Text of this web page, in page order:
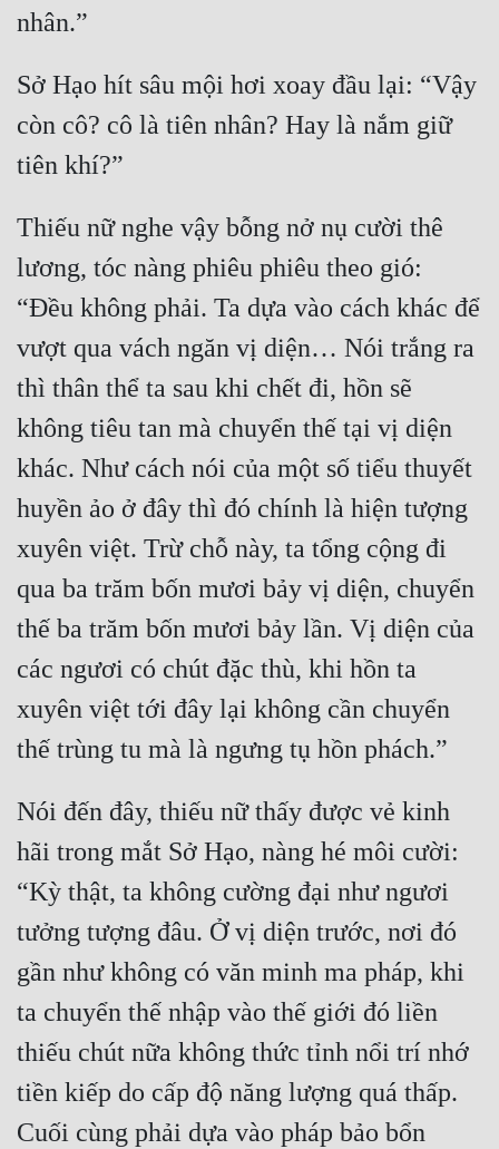
Đẹp Hiệp
Sát Phạt Quyết Đoán
Vô Sỉ
Sở Hạo hít sâu mội hơi xoay đầu lại: “Vậy
còn cô? cô là tiên nhân? Hay là nắm giữ
Thiếu nữ nghe vậy bỗng nở nụ cười thê
lương, tóc nàng phiêu phiêu theo gió:
“Đều không phải. Ta dựa vào cách khác để
vượt qua vách ngăn vị diện… Nói trắng ra
thì thân thể ta sau khi chết đi, hồn sẽ
không tiêu tan mà chuyển thế tại vị diện
khác. Như cách nói của một số tiểu thuyết
huyền ảo ở đây thì đó chính là hiện tượng
xuyên việt. Trừ chỗ này, ta tổng cộng đi
qua ba trăm bốn mươi bảy vị diện, chuyển
thế ba trăm bốn mươi bảy lần. Vị diện của
các ngươi có chút đặc thù, khi hồn ta
xuyên việt tới đây lại không cần chuyển
Nói đến đây, thiếu nữ thấy được vẻ kinh
hãi trong mắt Sở Hạo, nàng hé môi cười:
“Kỳ thật, ta không cường đại như ngươi
tưởng tượng đâu. Ở vị diện trước, nơi đó
gần như không có văn minh ma pháp, khi
ta chuyển thế nhập vào thế giới đó liền
thiếu chút nữa không thức tỉnh nổi trí nhớ
tiền kiếp do cấp độ năng lượng quá thấp.
Cuối cùng phải dựa vào pháp bảo bổn